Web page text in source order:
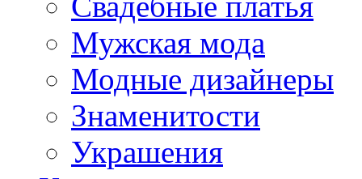
Мужская мода
Модные дизайнеры
Знаменитости
Украшения